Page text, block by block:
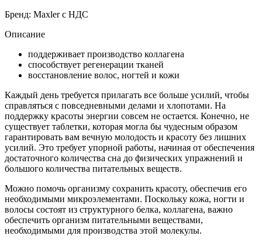
Бренд: Maxler с НДС
Описание
поддерживает производство коллагена
способствует регенерации тканей
восстановление волос, ногтей и кожи
Каждый день требуется прилагать все больше усилий, чтобы
справляться с повседневными делами и хлопотами. На
поддержку красоты энергии совсем не остается. Конечно, не
существует таблетки, которая могла бы чудесным образом
гарантировать вам вечную молодость и красоту без лишних
усилий. Это требует упорной работы, начиная от обеспечения
достаточного количества сна до физических упражнений и
большого количества питательных веществ.
Можно помочь организму сохранить красоту, обеспечив его
необходимыми микроэлементами. Поскольку кожа, ногти и
волосы состоят из структурного белка, коллагена, важно
обеспечить организм питательными веществами,
необходимыми для производства этой молекулы.